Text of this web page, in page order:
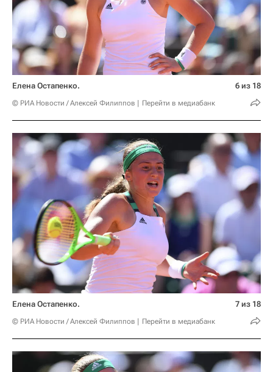
Елена Остапенко.
© РИА Новости / Алексей Филиппов Перейти в медиабанк
6 из 18
Елена Остапенко.
© РИА Новости / Алексей Филиппов Перейти в медиабанк
7 из 18